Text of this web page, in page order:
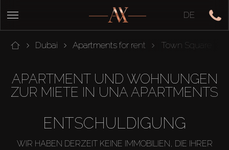
DE
Dubai Apartments for rent Town Square
APARTMENT UND WOHNUNGEN
ZUR MIETE IN UNA APARTMENTS
ENTSCHULDIGUNG
WIR HABEN DERZEIT KEINE IMMOBILIEN, DIE IHRER